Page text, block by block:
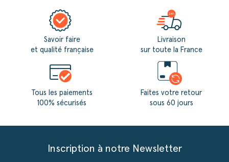
Savoir faire
et qualité française
Tous les paiements
100% sécurisés
Livraison
sur toute la France
Faites votre retour
sous 60 jours
Inscription à notre Newsletter